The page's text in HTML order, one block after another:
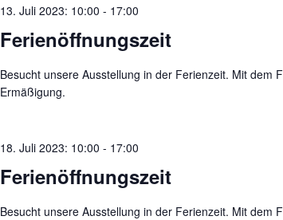
Ferienöffnungszeit
13. Juli 2023: 10:00 - 17:00
Besucht unsere Ausstellung in der Ferienzeit. Mit dem
Ermäßigung.
Ferienöffnungszeit
18. Juli 2023: 10:00 - 17:00
Besucht unsere Ausstellung in der Ferienzeit. Mit dem